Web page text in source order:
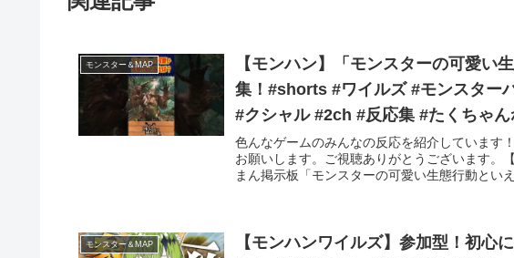
モンスター＆MAP
【モンハン】「モンスターの可愛い
集！#shorts #ワイルズ #モンスター
#クシャル #2ch #反応集 #たくちゃ
色んなゲームのみんなの反応を紹介しています
お願いします。ご視聴ありがとうございます。
まん掲示板「モンスターの可愛い生態行動とい
モンスター＆MAP
【モンハンワイルズ】参加型！初心